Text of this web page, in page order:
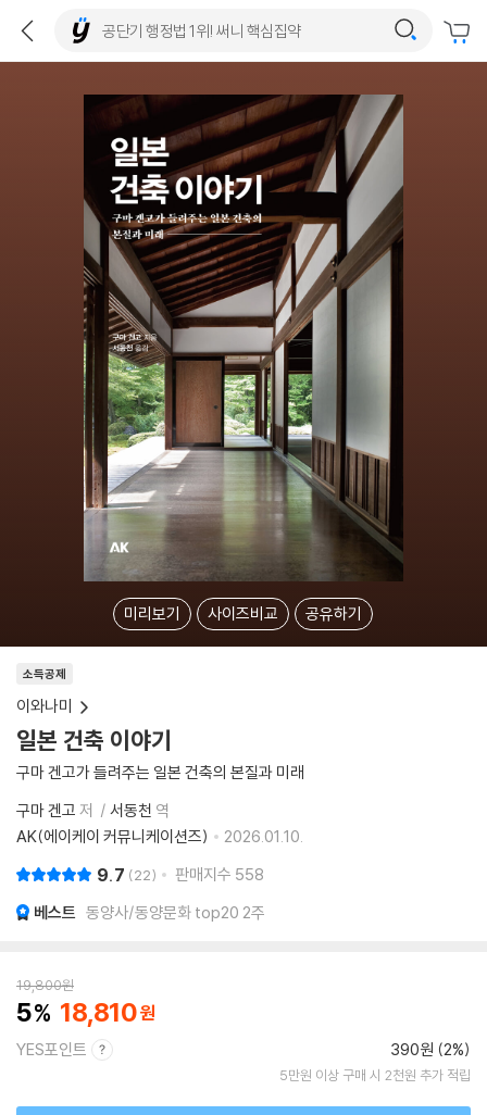
미리보기 사이즈비교 공유하기
소득공제
이와나미
일본 건축 이야기
구마 겐고가 들려주는 일본 건축의 본질과 미래
구마 겐고 저 서동천 역
AK(에이케이 커뮤니케이션즈)
2026.01.10.
9.7 22 판매지수 558
베스트 동양사/동양문화 top20 2주
19,800원
5 18,810
YES포인트 390원 (2%)
5만원 이상 구매 시 2천원 추가 적립